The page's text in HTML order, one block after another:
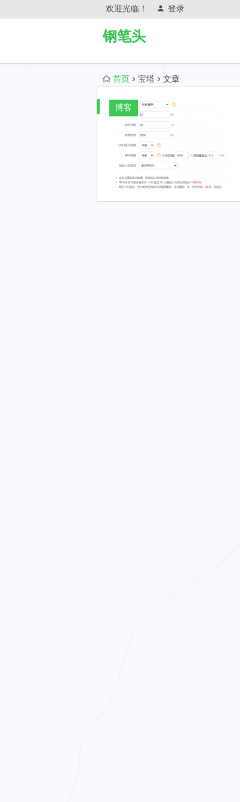
欢迎光临！ 登录
钢笔头
首页 宝塔 文章
博客